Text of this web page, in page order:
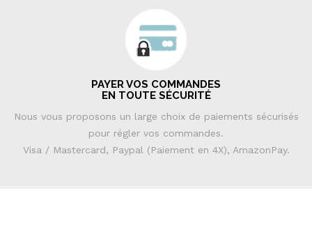
PAYER VOS COMMANDES
EN TOUTE SÉCURITÉ
Nous vous proposons un large choix de paiements sécurisés
pour régler vos commandes.
Visa / Mastercard, Paypal (Paiement en 4X), AmazonPay.